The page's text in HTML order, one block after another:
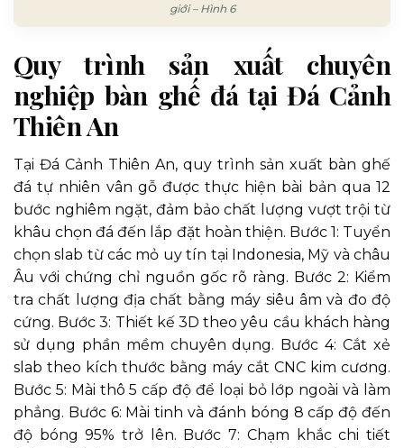
giới – Hình 6
Quy trình sản xuất chuyên
nghiệp bàn ghế đá tại Đá Cảnh
Thiên An
Tại Đá Cảnh Thiên An, quy trình sản xuất bàn ghế
đá tự nhiên vân gỗ được thực hiện bài bản qua 12
bước nghiêm ngặt, đảm bảo chất lượng vượt trội từ
khâu chọn đá đến lắp đặt hoàn thiện. Bước 1: Tuyển
chọn slab từ các mỏ uy tín tại Indonesia, Mỹ và châu
Âu với chứng chỉ nguồn gốc rõ ràng. Bước 2: Kiểm
tra chất lượng địa chất bằng máy siêu âm và đo độ
cứng. Bước 3: Thiết kế 3D theo yêu cầu khách hàng
sử dụng phần mềm chuyên dụng. Bước 4: Cắt xẻ
slab theo kích thước bằng máy cắt CNC kim cương.
Bước 5: Mài thô 5 cấp độ để loại bỏ lớp ngoài và làm
phẳng. Bước 6: Mài tinh và đánh bóng 8 cấp độ đến
độ bóng 95% trở lên. Bước 7: Chạm khắc chi tiết